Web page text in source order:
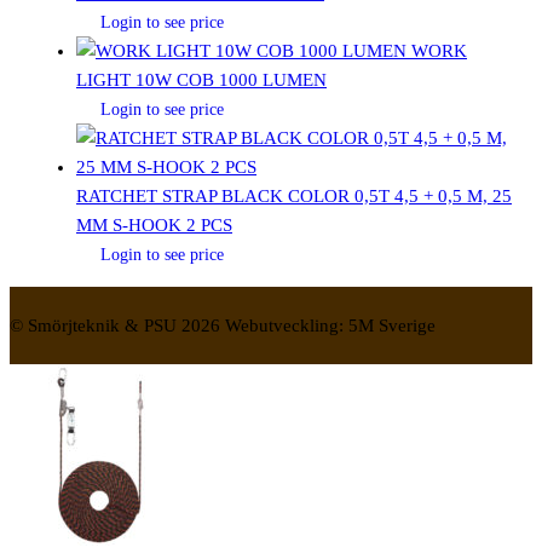
Login to see price
WORK
LIGHT 10W COB 1000 LUMEN
Login to see price
RATCHET STRAP BLACK COLOR 0,5T 4,5 + 0,5 M, 25
MM S-HOOK 2 PCS
Login to see price
© Smörjteknik & PSU 2026 Webutveckling: 5M Sverige